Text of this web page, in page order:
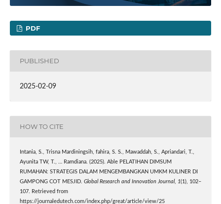
PDF
PUBLISHED
2025-02-09
HOW TO CITE
Intania, S., Trisna Mardiningsih, fahira, S. S., Mawaddah, S., Apriandari, T.,
Ayunita TW, T., … Ramdiana. (2025). Able PELATIHAN DIMSUM
RUMAHAN: STRATEGIS DALAM MENGEMBANGKAN UMKM KULINER DI
GAMPONG COT MESJID. Global Research and Innovation Journal, 1(1), 102–
107. Retrieved from
https://journaledutech.com/index.php/great/article/view/25